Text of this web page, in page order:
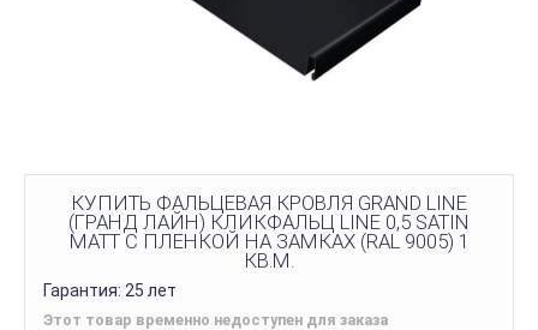
КУПИТЬ ФАЛЬЦЕВАЯ КРОВЛЯ GRAND LINE
(ГРАНД ЛАЙН) КЛИКФАЛЬЦ LINE 0,5 SATIN
МATT С ПЛЕНКОЙ НА ЗАМКАХ (RAL 9005) 1
КВ.М.
Гарантия: 25 лет
Этот товар временно недоступен для заказа